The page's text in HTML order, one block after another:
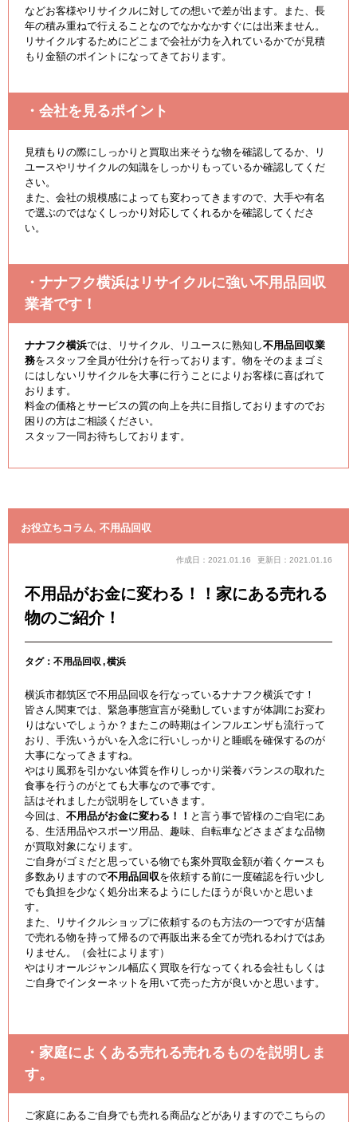
などお客様やリサイクルに対しての想いで差が出ます。また、長
年の積み重ねで行えることなのでなかなかすぐには出来ません。
リサイクルするためにどこまで会社が力を入れているかでが見積
もり金額のポイントになってきております。
・会社を見るポイント
見積もりの際にしっかりと買取出来そうな物を確認してるか、リ
ユースやリサイクルの知識をしっかりもっているか確認してくだ
さい。
また、会社の規模感によっても変わってきますので、大手や有名
で選ぶのではなくしっかり対応してくれるかを確認してくださ
い。
・ナナフク横浜はリサイクルに強い不用品回収
業者です！
ナナフク横浜では、リサイクル、リユースに熟知し不用品回収業
務をスタッフ全員が仕分けを行っております。物をそのままゴミ
にはしないリサイクルを大事に行うことによりお客様に喜ばれて
おります。
料金の価格とサービスの質の向上を共に目指しておりますのでお
困りの方はご相談ください。
スタッフ一同お待ちしております。
お役立ちコラム, 不用品回収
作成日：2021.01.16 更新日：2021.01.16
不用品がお金に変わる！！家にある売れる
物のご紹介！
タグ： 不用品回収 横浜
横浜市都筑区で不用品回収を行なっているナナフク横浜です！
皆さん関東では、緊急事態宣言が発動していますが体調にお変わ
りはないでしょうか？またこの時期はインフルエンザも流行って
おり、手洗いうがいを入念に行いしっかりと睡眠を確保するのが
大事になってきますね。
やはり風邪を引かない体質を作りしっかり栄養バランスの取れた
食事を行うのがとても大事なので事です。
話はそれましたが説明をしていきます。
今回は、 不用品がお金に変わる！！ と言う事で皆様のご自宅にあ
る、生活用品やスポーツ用品、趣味、自転車などさまざまな品物
が買取対象になります。
ご自身がゴミだと思っている物でも案外買取金額が着くケースも
多数ありますので不用品回収を依頼する前に一度確認を行い少し
でも負担を少なく処分出来るようにしたほうが良いかと思いま
す。
また、リサイクルショップに依頼するのも方法の一つですが店舗
で売れる物を持って帰るので再販出来る全てが売れるわけではあ
りません。（会社によります）
やはりオールジャンル幅広く買取を行なってくれる会社もしくは
ご自身でインターネットを用いて売った方が良いかと思います。
・家庭によくある売れる売れるものを説明しま
す。
ご家庭にあるご自身でも売れる商品などがありますのでこちらの